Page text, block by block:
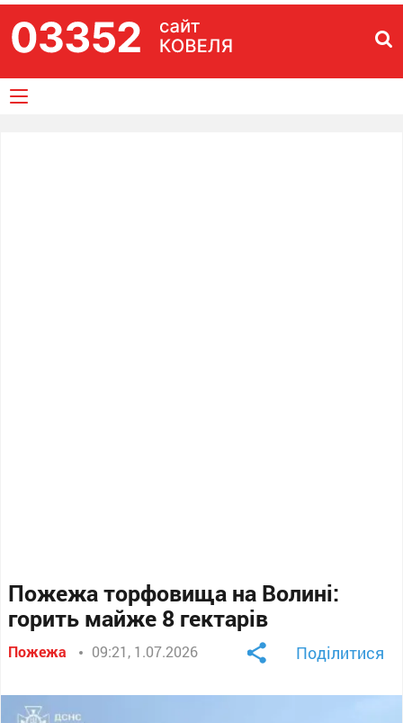
Пожежа торфовища на Волині:
горить майже 8 гектарів
Пожежа 09:21, 1.07.2026 Поділитися